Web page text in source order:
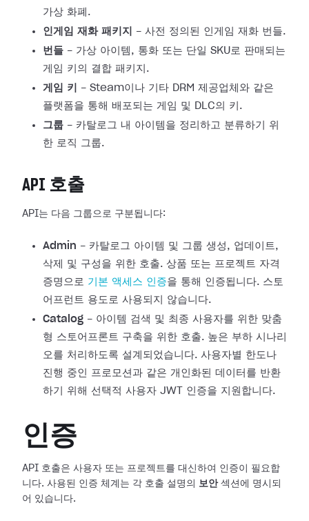
가상 화폐.
인게임 재화 패키지
- 사전 정의된 인게임 재화 번들.
번들 - 가상 아이템, 통화 또는 단일 SKU로 판매되는
게임 키의 결합 패키지.
게임 키
- Steam이나 기타 DRM 제공업체와 같은
플랫폼을 통해 배포되는 게임 및 DLC의 키.
그룹 - 카탈로그 내 아이템을 정리하고 분류하기 위
한 로직 그룹.
API 호출
API는 다음 그룹으로 구분됩니다:
Admin - 카탈로그 아이템 및 그룹 생성, 업데이트,
삭제 및 구성을 위한 호출. 상품 또는 프로젝트 자격
증명으로 기본 액세스 인증을 통해 인증됩니다. 스토
어프런트 용도로 사용되지 않습니다.
Catalog - 아이템 검색 및 최종 사용자를 위한 맞춤
형 스토어프론트 구축을 위한 호출. 높은 부하 시나리
오를 처리하도록 설계되었습니다. 사용자별 한도나
진행 중인 프로모션과 같은 개인화된 데이터를 반환
하기 위해 선택적 사용자 JWT 인증을 지원합니다.
인증
API 호출은 사용자 또는 프로젝트를 대신하여 인증이 필요합
니다. 사용된 인증 체계는 각 호출 설명의 보안섹션에 명시되
어 있습니다.